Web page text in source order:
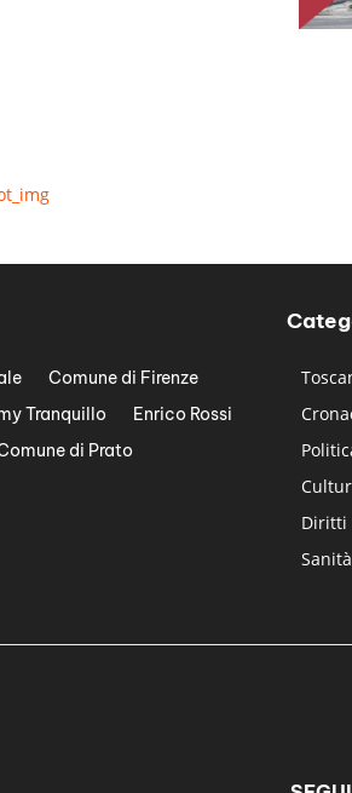
Comune di Firenze
Tranquillo
Enrico Rossi
di Prato
Diritti
Sanità